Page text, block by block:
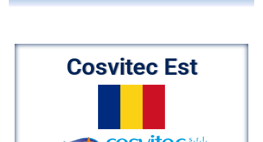
Cosvitec Est